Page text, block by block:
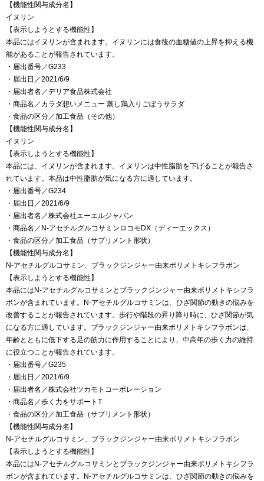
【機能性関与成分名】
イヌリン
【表示しようとする機能性】
本品にはイヌリンが含まれます。イヌリンには食後の血糖値の上昇を抑える機
能があることが報告されています。
・届出番号／G233
・届出日／2021/6/9
・届出者名／デリア食品株式会社
・商品名／カラダ想いメニュー 蒸し鶏入りごぼうサラダ
・食品の区分／加工食品（その他）
【機能性関与成分名】
イヌリン
【表示しようとする機能性】
本品には、イヌリンが含まれます。イヌリンは中性脂肪を下げることが報告さ
れています。本品は中性脂肪が気になる方に適しています。
・届出番号／G234
・届出日／2021/6/9
・届出者名／株式会社エーエルジャパン
・商品名／N-アセチルグルコサミンロコモDX（ディーエックス）
・食品の区分／加工食品（サプリメント形状）
【機能性関与成分名】
N‐アセチルグルコサミン、ブラックジンジャー由来ポリメトキシフラボン
【表示しようとする機能性】
本品にはN‐アセチルグルコサミンとブラックジンジャー由来ポリメトキシフラ
ボンが含まれています。N‐アセチルグルコサミンは、ひざ関節の動きの悩みを
改善することが報告されています。歩行や階段の昇り降り時に、ひざ関節が気
になる方に適しています。ブラックジンジャー由来ポリメトキシフラボンは、
年齢とともに低下する足の筋力に作用することにより、中高年の歩く力の維持
に役立つことが報告されています。
・届出番号／G235
・届出日／2021/6/9
・届出者名／株式会社ツカモトコーポレーション
・商品名／歩く力をサポートT
・食品の区分／加工食品（サプリメント形状）
【機能性関与成分名】
N-アセチルグルコサミン、ブラックジンジャー由来ポリメトキシフラボン
【表示しようとする機能性】
本品にはN-アセチルグルコサミンとブラックジンジャー由来ポリメトキシフラ
ボンが含まれています。N-アセチルグルコサミンは、ひざ関節の動きの悩みを